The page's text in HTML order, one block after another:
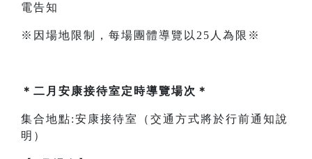
電告知
※因場地限制，每場團體導覽以25人為限※
＊二月安康接待室定時導覽場次＊
集合地點:安康接待室（交通方式將於行前通知說
明）